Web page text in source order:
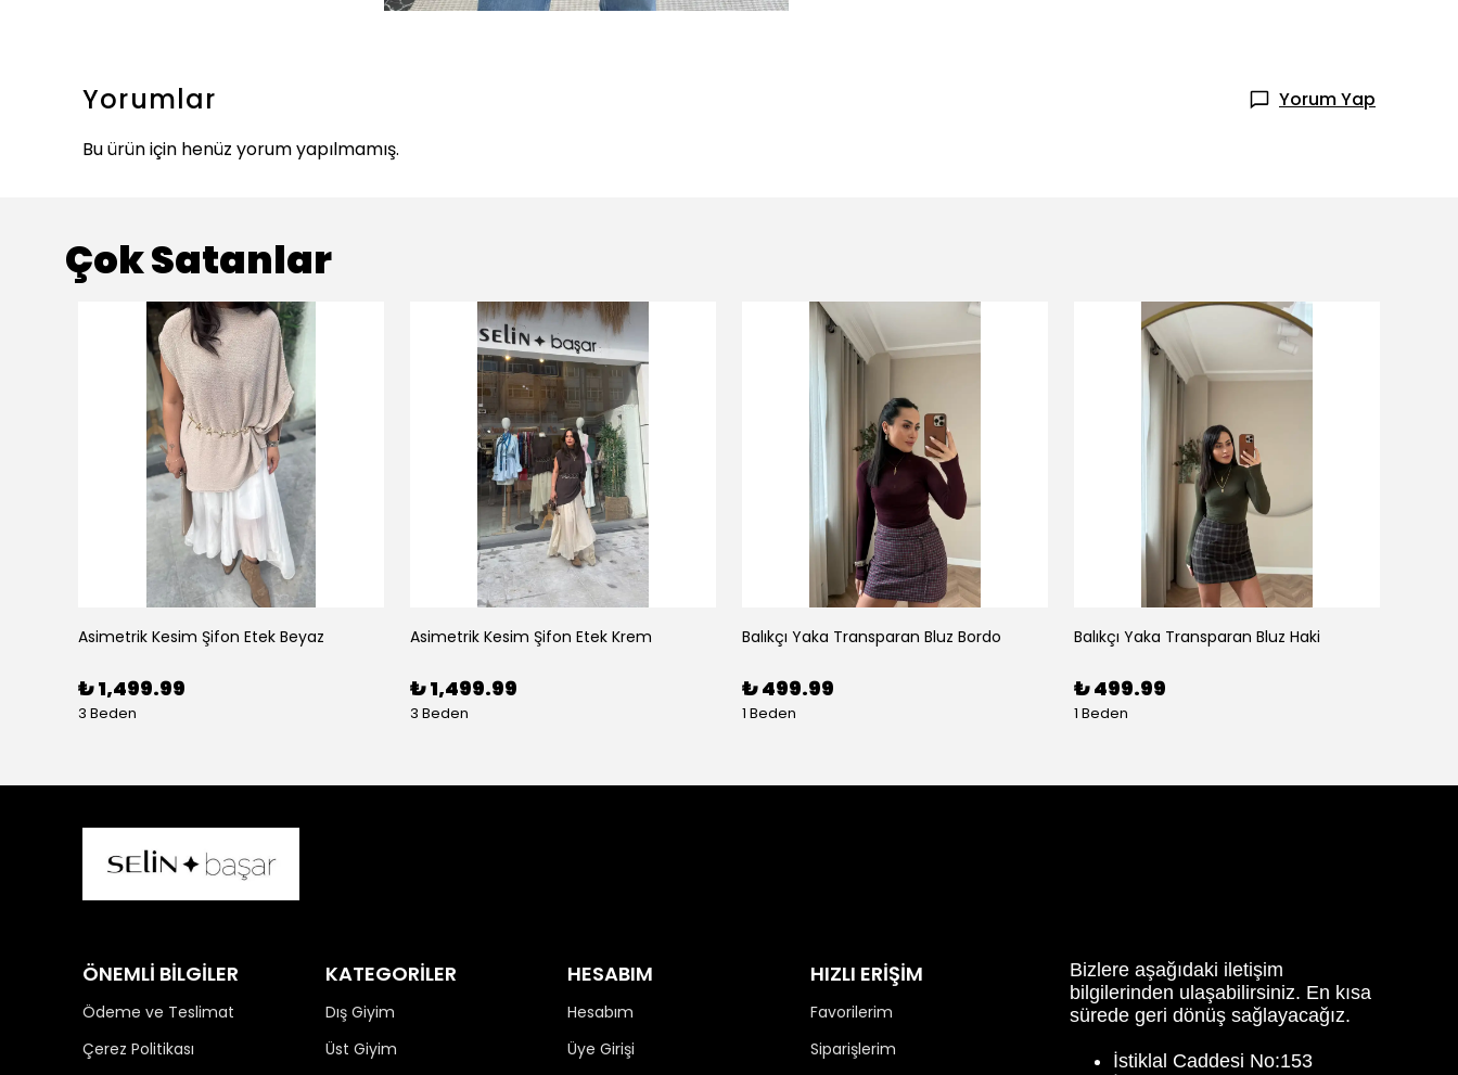
Yorumlar
Yorum Yap
Bu ürün için henüz yorum yapılmamış.
Çok Satanlar
Asimetrik Kesim Şifon Etek Beyaz
₺ 1,499.99
3 Beden
Asimetrik Kesim Şifon Etek Krem
₺ 1,499.99
3 Beden
Balıkçı Yaka Transparan Bluz Bordo
₺ 499.99
1 Beden
Balıkçı Yaka Transparan Bluz Haki
₺ 499.99
1 Beden
ÖNEMLİ BİLGİLER
Ödeme ve Teslimat
Çerez Politikası
KATEGORİLER
Dış Giyim
Üst Giyim
HESABIM
Hesabım
Üye Girişi
HIZLI ERİŞİM
Favorilerim
Siparişlerim
Bizlere aşağıdaki iletişim
bilgilerinden ulaşabilirsiniz. En kısa
sürede geri dönüş sağlayacağız.
İstiklal Caddesi No:153